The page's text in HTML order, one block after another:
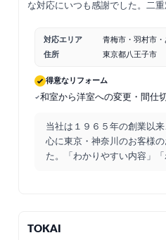
な対応にいつも感謝でした。二
います。1年を通して効果が楽し
つけたハピすむのアンケートか
とうございました。
対応エリア
青梅市・羽村市
住所
東京都八王子市
得意なリフォーム
和室から洋室への変更・間仕
当社は１９６５年の創業以
心に東京・神奈川のお客様
た。「わかりやすい内容」
TOKAI